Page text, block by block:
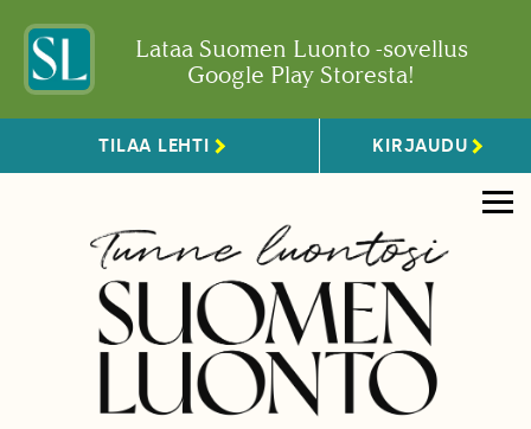
Lataa Suomen Luonto -sovellus
Google Play Storesta!
TILAA LEHTI KIRJAUDU